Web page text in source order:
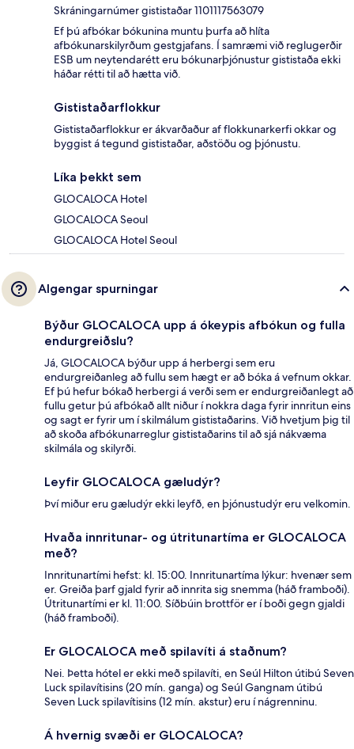
Skráningarnúmer gististaðar 1101117563079
Ef þú afbókar bókunina muntu þurfa að hlíta
afbókunarskilyrðum gestgjafans. Í samræmi við reglugerðir
ESB um neytendarétt eru bókunarþjónustur gististaða ekki
háðar rétti til að hætta við.
Gististaðarflokkur
Gististaðarflokkur er ákvarðaður af flokkunarkerfi okkar og
byggist á tegund gististaðar, aðstöðu og þjónustu.
Líka þekkt sem
GLOCALOCA Hotel
GLOCALOCA Seoul
GLOCALOCA Hotel Seoul
Algengar spurningar
Býður GLOCALOCA upp á ókeypis afbókun og fulla
endurgreiðslu?
Já, GLOCALOCA býður upp á herbergi sem eru
endurgreiðanleg að fullu sem hægt er að bóka á vefnum okkar.
Ef þú hefur bókað herbergi á verði sem er endurgreiðanlegt að
fullu getur þú afbókað allt niður í nokkra daga fyrir innritun eins
og sagt er fyrir um í skilmálum gististaðarins. Við hvetjum þig til
að skoða afbókunarreglur gististaðarins til að sjá nákvæma
skilmála og skilyrði.
Leyfir GLOCALOCA gæludýr?
Því miður eru gæludýr ekki leyfð, en þjónustudýr eru velkomin.
Hvaða innritunar- og útritunartíma er GLOCALOCA
með?
Innritunartími hefst: kl. 15:00. Innritunartíma lýkur: hvenær sem
er. Greiða þarf gjald fyrir að innrita sig snemma (háð framboði).
Útritunartími er kl. 11:00. Síðbúin brottför er í boði gegn gjaldi
(háð framboði).
Er GLOCALOCA með spilavíti á staðnum?
Nei. Þetta hótel er ekki með spilavíti, en Seúl Hilton útibú Seven
Luck spilavítisins (20 mín. ganga) og Seúl Gangnam útibú
Seven Luck spilavítisins (12 mín. akstur) eru í nágrenninu.
Á hvernig svæði er GLOCALOCA?